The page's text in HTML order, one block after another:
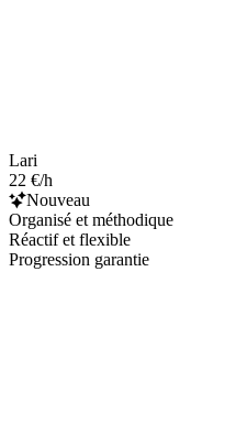
Lari
22 €/h
Nouveau
Organisé et méthodique
Réactif et flexible
Progression garantie